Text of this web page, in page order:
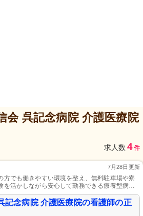
会 呉記念病院 介護医療院
求人数 4件
7月28日更新
方でも働きやすい環境を整え、無料駐車場や寮
を活かしながら安心して勤務できる療養型病院
記念病院 介護医療院の看護師の正